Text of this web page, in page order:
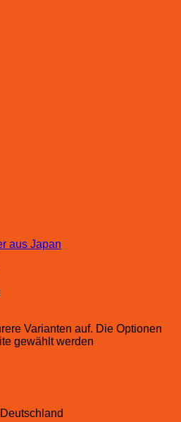
aus Japan
Varianten auf. Die Optionen
gewählt werden